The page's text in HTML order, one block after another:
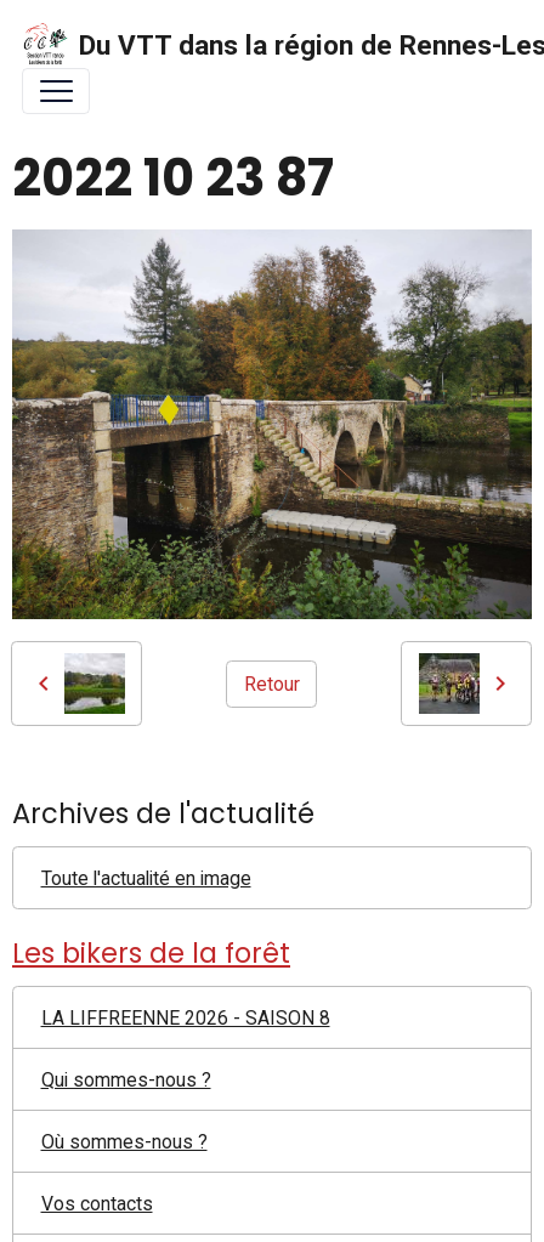
Du VTT dans la région de Rennes-
2022 10 23 87
Retour
Archives de l'actualité
Toute l'actualité en image
Les bikers de la forêt
LA LIFFREENNE 2026 - SAISON 8
Qui sommes-nous ?
Où sommes-nous ?
Vos contacts